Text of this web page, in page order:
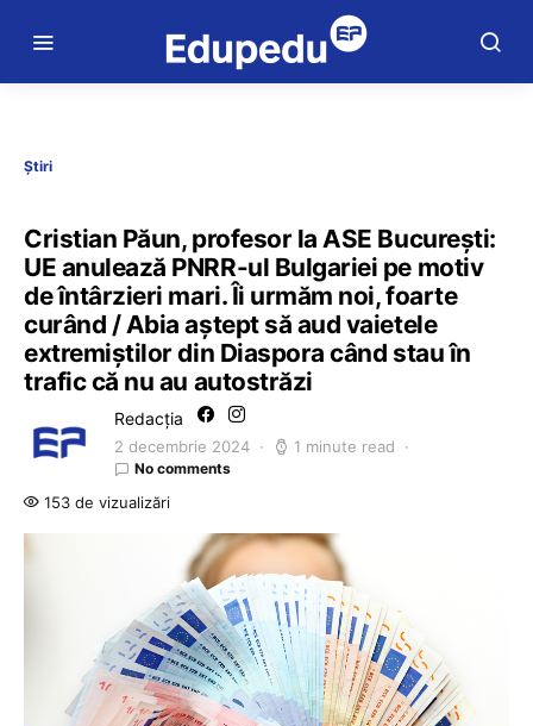
Știri
Cristian Păun, profesor la ASE București:
UE anulează PNRR-ul Bulgariei pe motiv
de întârzieri mari. Îi urmăm noi, foarte
curând / Abia aştept să aud vaietele
extremiştilor din Diaspora când stau în
trafic că nu au autostrăzi
Redacția
2 decembrie 2024 1 minute read
No comments
153 de vizualizări